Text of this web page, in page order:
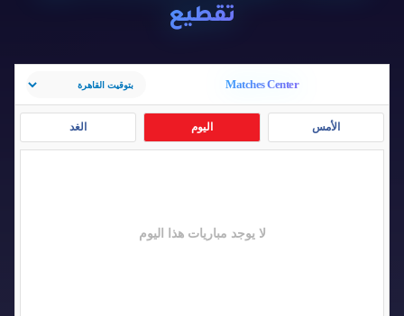
تقطيع
Matches Center
الأمس اليوم الغد
لا يوجد مباريات هذا اليوم